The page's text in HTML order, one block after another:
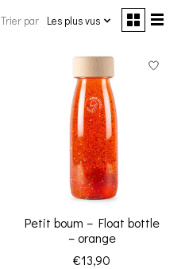
Trier par Les plus vus
Petit boum – Float bottle
– orange
€13,90